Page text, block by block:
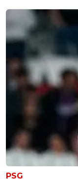
PSG